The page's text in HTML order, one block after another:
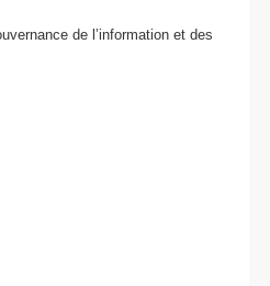
de l’information et des